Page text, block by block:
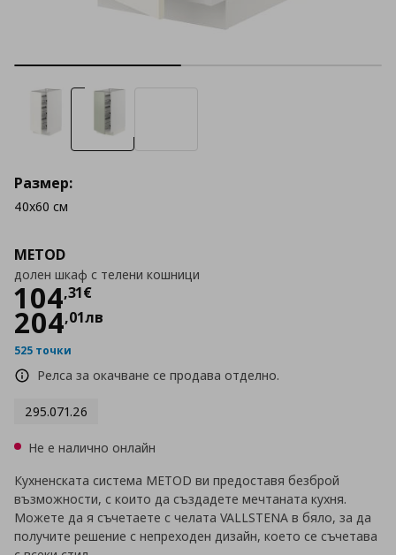
METOD
долен шкаф с телени кошници
104,31€
Цена
204,01лв
525 точки
Релса за окачване се продава отделно.
295.071.26
Размер:
40x60 см
Не е налично онлайн
Кухненската система METOD ви предоставя безброй
възможности, с които да създадете мечтаната кухня.
Можете да я съчетаете с челата VALLSTENA в бяло, за да
получите решение с непреходен дизайн, което се съчетава